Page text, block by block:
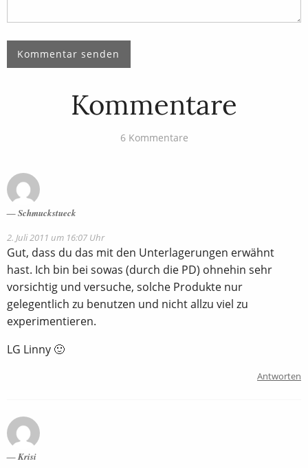
Kommentare
6 Kommentare
Schmuckstueck
2. Juli 2011 um 16:07 Uhr
Gut, dass du das mit den Unterlagerungen erwähnt
hast. Ich bin bei sowas (durch die PD) ohnehin sehr
vorsichtig und versuche, solche Produkte nur
gelegentlich zu benutzen und nicht allzu viel zu
experimentieren.
LG Linny 🙂
Antworten
Krisi